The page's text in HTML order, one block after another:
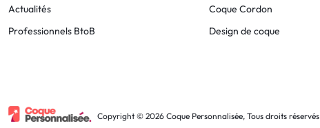
Actualités
Professionnels BtoB
Coque Cordon
Design de coque
Copyright © 2026 Coque Personnalisée, Tous droits réservés